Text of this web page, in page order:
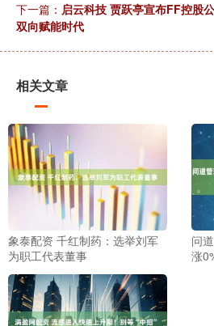
下一篇： 启云科技 贾跃亭宣布FF控股
双向赋能时代
相关文章
象泰配资 千红制药：选举刘军
为职工代表董事
问
涨